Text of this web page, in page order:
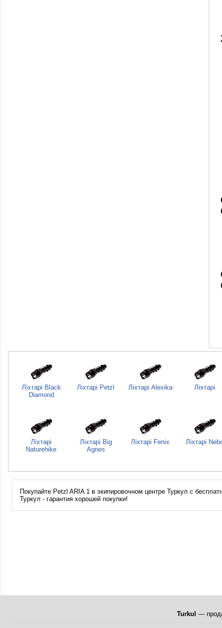
Ліхтарі Black
Diamond
Ліхтарі Petzl Ліхтарі Alexika Ліхтарі
Ліхтарі
Naturehike
Ліхтарі Big
Agnes
Ліхтарі Fenix Ліхтарі
Покупайте Petzl ARIA 1 в экипировочном центре Туркул с
Туркул - гарантия хорошей покупки!
Turkul —